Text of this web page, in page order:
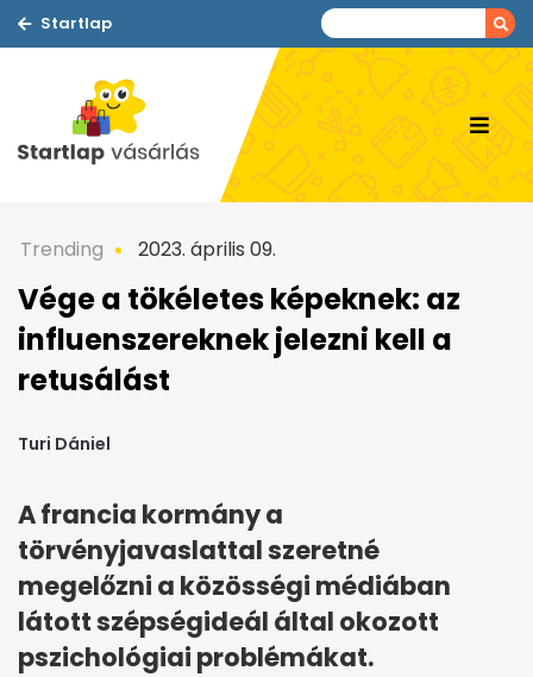
Startlap
Trending 2023. április 09.
Vége a tökéletes képeknek: az
influenszereknek jelezni kell a
retusálást
Turi Dániel
A francia kormány a
törvényjavaslattal szeretné
megelőzni a közösségi médiában
látott szépségideál által okozott
pszichológiai problémákat.